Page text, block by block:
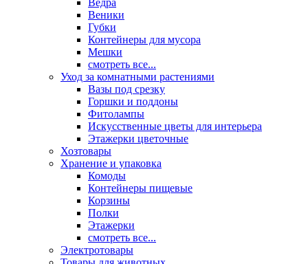
Ведра
Веники
Губки
Контейнеры для мусора
Мешки
смотреть все...
Уход за комнатными растениями
Вазы под срезку
Горшки и поддоны
Фитолампы
Искусственные цветы для интерьера
Этажерки цветочные
Хозтовары
Хранение и упаковка
Комоды
Контейнеры пищевые
Корзины
Полки
Этажерки
смотреть все...
Электротовары